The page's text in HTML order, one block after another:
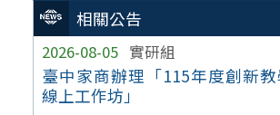
相關公告
2026-08-05 實研組
臺中家商辦理「115年度創新教
線上工作坊」